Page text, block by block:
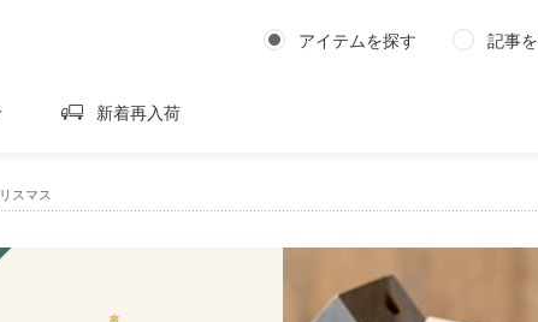
アイテムを探す 記事
新着再入荷
スマス